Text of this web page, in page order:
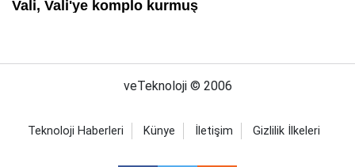
veTeknoloji © 2006
Teknoloji Haberleri Künye İletişim Gizlilik İlkeleri